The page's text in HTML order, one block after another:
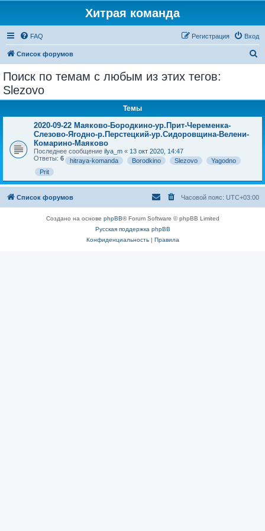
Хитрая команда
FAQ Вход
Регистрация
Список форумов
Поиск по темам с любым из этих тегов:
Slezovo
Темы
2020-09-22 Маяково-Бородкино-ур.Прит-Череменка-
Слезово-Ягодно-р.Перстецкий-ур.Сидоровщина-Велени-
Комарино-Маяково
Последнее сообщение ilya_m « 13 окт 2020, 14:47
Ответы: 6 hitraya-komanda Borodkino Slezovo
Yagodno
Prit
Список форумов Часовой пояс: UTC+03:00
Создано на основе phpBB® Forum Software © phpBB Limited
Русская поддержка phpBB
Конфиденциальность| Правила